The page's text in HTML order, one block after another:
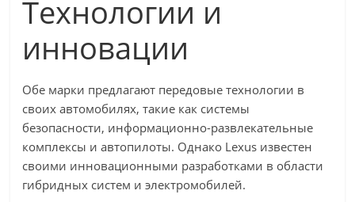
Технологии и
инновации
Обе марки предлагают передовые технологии в
своих автомобилях, такие как системы
безопасности, информационно-развлекательные
комплексы и автопилоты. Однако Lexus известен
своими инновационными разработками в области
гибридных систем и электромобилей.